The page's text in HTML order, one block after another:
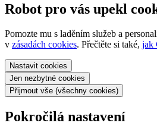
Robot pro vás upekl
Pomozte mu s laděním služeb a
v zásadách cookies. Přečtěte si také, jak
Nastavit cookies
Jen nezbytné cookies
Přijmout vše (všechny cookies)
Pokročilá nastavení